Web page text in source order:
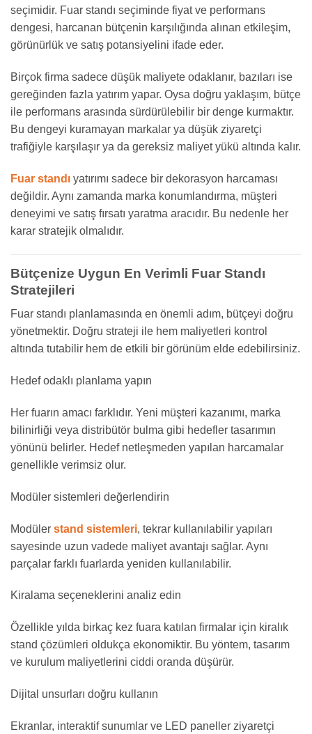
seçimidir. Fuar standı seçiminde fiyat ve performans
dengesi, harcanan bütçenin karşılığında alınan etkileşim,
görünürlük ve satış potansiyelini ifade eder.
Birçok firma sadece düşük maliyete odaklanır, bazıları ise
gereğinden fazla yatırım yapar. Oysa doğru yaklaşım, bütçe
ile performans arasında sürdürülebilir bir denge kurmaktır.
Bu dengeyi kuramayan markalar ya düşük ziyaretçi
trafiğiyle karşılaşır ya da gereksiz maliyet yükü altında kalır.
Fuar standı yatırımı sadece bir dekorasyon harcaması
değildir. Aynı zamanda marka konumlandırma, müşteri
deneyimi ve satış fırsatı yaratma aracıdır. Bu nedenle her
karar stratejik olmalıdır.
Bütçenize Uygun En Verimli Fuar Standı
Stratejileri
Fuar standı planlamasında en önemli adım, bütçeyi doğru
yönetmektir. Doğru strateji ile hem maliyetleri kontrol
altında tutabilir hem de etkili bir görünüm elde edebilirsiniz.
Hedef odaklı planlama yapın
Her fuarın amacı farklıdır. Yeni müşteri kazanımı, marka
bilinirliği veya distribütör bulma gibi hedefler tasarımın
yönünü belirler. Hedef netleşmeden yapılan harcamalar
genellikle verimsiz olur.
Modüler sistemleri değerlendirin
Modüler stand sistemleri, tekrar kullanılabilir yapıları
sayesinde uzun vadede maliyet avantajı sağlar. Aynı
parçalar farklı fuarlarda yeniden kullanılabilir.
Kiralama seçeneklerini analiz edin
Özellikle yılda birkaç kez fuara katılan firmalar için kiralık
stand çözümleri oldukça ekonomiktir. Bu yöntem, tasarım
ve kurulum maliyetlerini ciddi oranda düşürür.
Dijital unsurları doğru kullanın
Ekranlar, interaktif sunumlar ve LED paneller ziyaretçi